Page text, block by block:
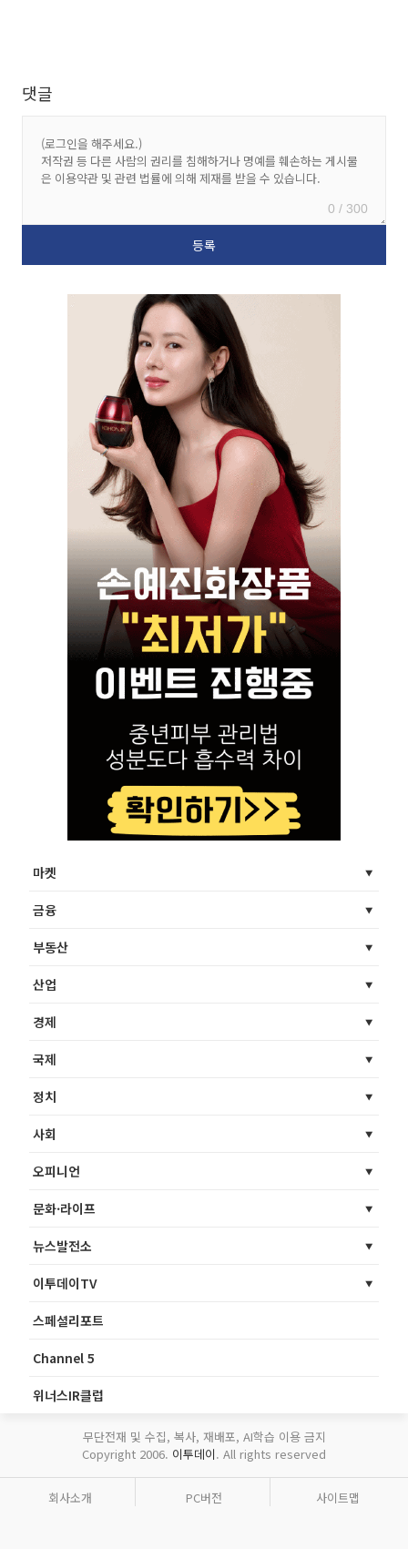
댓글
0 / 300
마켓
금융
부동산
산업
경제
국제
정치
사회
오피니언
문화·라이프
뉴스발전소
이투데이TV
스페셜리포트
Channel 5
위너스IR클럽
무단전재 및 수집, 복사, 재배포, AI학습 이용 금지
Copyright 2006. 이투데이. All rights reserved
회사소개 PC버전 사이트맵